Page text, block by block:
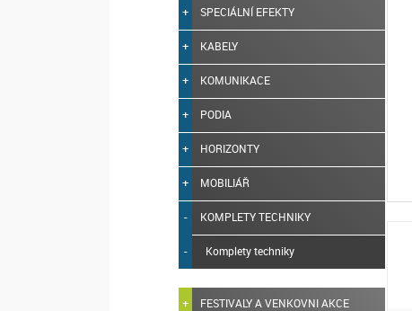
SPECIÁLNÍ EFEKTY
KABELY
KOMUNIKACE
PODIA
HORIZONTY
MOBILIÁŘ
KOMPLETY TECHNIKY
Komplety techniky
FESTIVALY A VENKOVNI AKCE